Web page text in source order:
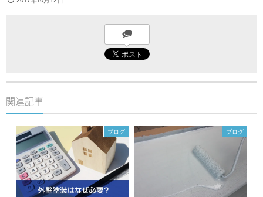
関連記事
ブログ ブログ